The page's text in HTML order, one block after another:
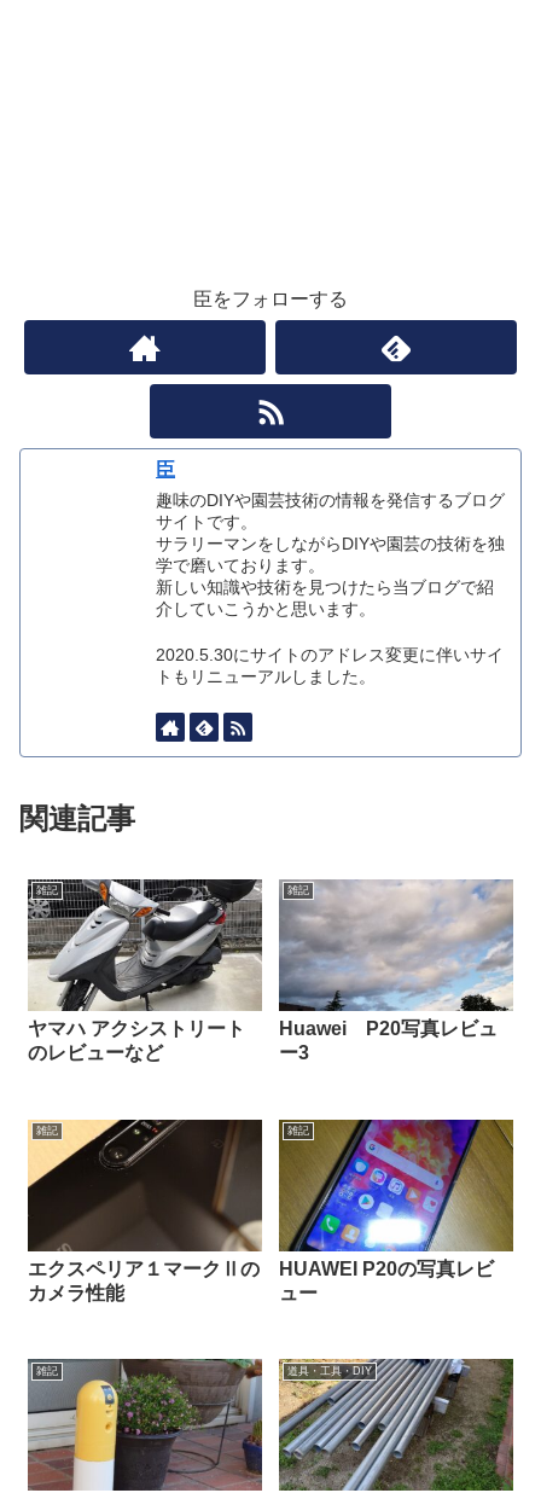
臣をフォローする
臣
趣味のDIYや園芸技術の情報を発信するブログ
サイトです。
サラリーマンをしながらDIYや園芸の技術を独
学で磨いております。
新しい知識や技術を見つけたら当ブログで紹
介していこうかと思います。
2020.5.30にサイトのアドレス変更に伴いサイ
トもリニューアルしました。
関連記事
雑記
ヤマハ アクシストリート
のレビューなど
雑記
Huawei P20写真レビュ
ー3
雑記
エクスペリア１マークⅡの
カメラ性能
雑記
HUAWEI P20の写真レビ
ュー
雑記 道具・工具・DIY